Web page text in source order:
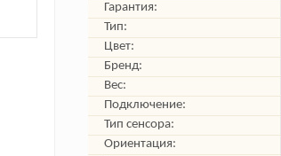
Гарантия:
Тип:
Цвет:
Бренд:
Вес:
Подключение:
Тип сенсора:
Ориентация: